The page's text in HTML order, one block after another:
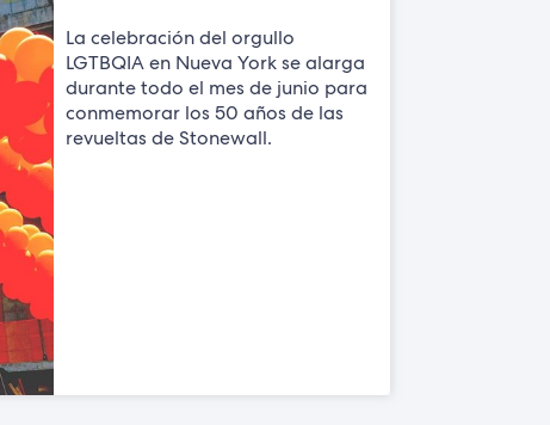
La celebración del orgullo
LGTBQIA en Nueva York se alarga
durante todo el mes de junio para
conmemorar los 50 años de las
revueltas de Stonewall.